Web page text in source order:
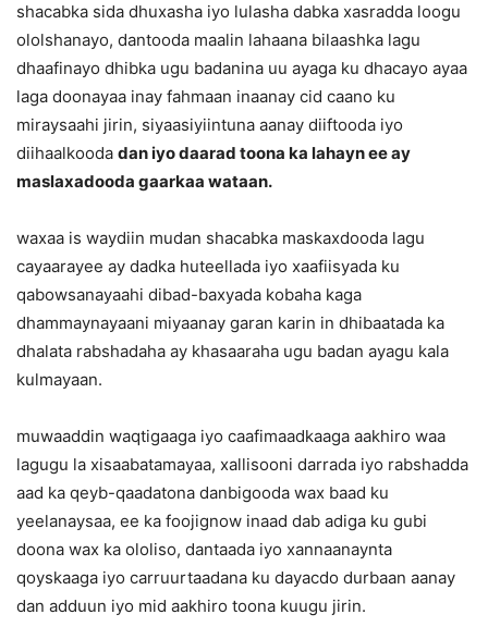
shacabka sida dhuxasha iyo lulasha dabka xasradda loogu
ololshanayo, dantooda maalin lahaana bilaashka lagu
dhaafinayo dhibka ugu badanina uu ayaga ku dhacayo ayaa
laga doonayaa inay fahmaan inaanay cid caano ku
miraysaahi jirin, siyaasiyiintuna aanay diiftooda iyo
diihaalkooda dan iyo daarad toona ka lahayn ee ay
maslaxadooda gaarkaa wataan.
waxaa is waydiin mudan shacabka maskaxdooda lagu
cayaarayee ay dadka huteellada iyo xaafiisyada ku
qabowsanayaahi dibad-baxyada kobaha kaga
dhammaynayaani miyaanay garan karin in dhibaatada ka
dhalata rabshadaha ay khasaaraha ugu badan ayagu kala
kulmayaan.
muwaaddin waqtigaaga iyo caafimaadkaaga aakhiro waa
lagugu la xisaabatamayaa, xallisooni darrada iyo rabshadda
aad ka qeyb-qaadatona danbigooda wax baad ku
yeelanaysaa, ee ka foojignow inaad dab adiga ku gubi
doona wax ka ololiso, dantaada iyo xannaanaynta
qoyskaaga iyo carruurtaadana ku dayacdo durbaan aanay
dan adduun iyo mid aakhiro toona kuugu jirin.